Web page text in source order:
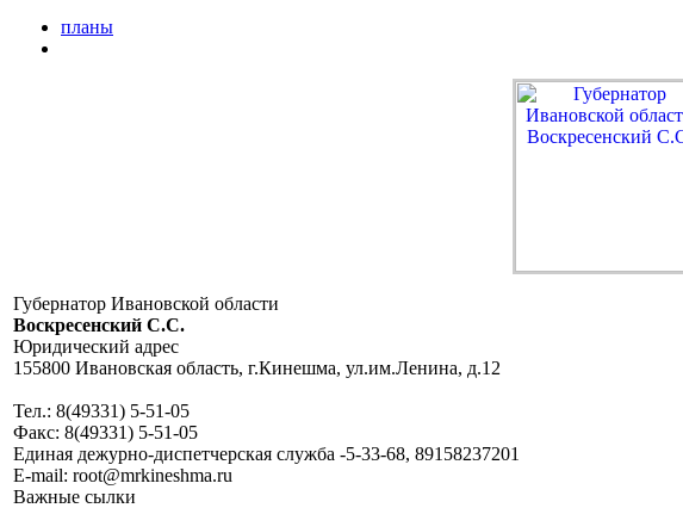
планы
Губернатор Ивановской области
Воскресенский C.C.
Юридический адрес
155800 Ивановская область, г.Кинешма, ул.им.Ленина, д.12
Тел.: 8(49331) 5-51-05
Факс: 8(49331) 5-51-05
Единая дежурно-диспетчерская служба -5-33-68, 89158237201
E-mail: root@mrkineshma.ru
Важные сылки